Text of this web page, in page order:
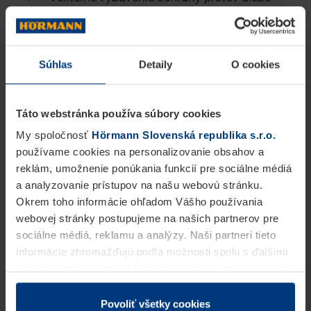
Súhlas Detaily O cookies
Táto webstránka používa súbory cookies
My spoločnosť Hörmann Slovenská republika s.r.o.
používame cookies na personalizovanie obsahov a
reklám, umožnenie ponúkania funkcií pre sociálne médiá
a analyzovanie prístupov na našu webovú stránku.
Okrem toho informácie ohľadom Vášho používania
webovej stránky postupujeme na našich partnerov pre
sociálne médiá, reklamu a analýzy. Naši partneri tieto
informácie zhromažďujú podľa možnosti spolu s ďalšími
v rámci Vášho využívania služieb.
Z právneho hľadiska môžeme cookies ukladať na Vašom
Povoliť všetky cookies
ochrany proti narazeniu, prípadne ďalšie
možnosti vybavenia
Voliteľný rúrkový prechod pre rúrkové
možnosti upevnenia v závislosti od typu
steny na jednoduchú a rýchlu montáž
Výroba na mieru s krátkymi výrobnými časmi
Existuje veľadobrých dôvodov, prečo si zaobstarať
Váš kontaktný partner spoločnosti Hörmann vám